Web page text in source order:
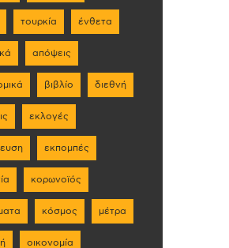
τουρκία ένθετα
απόψεις
βιβλίο διεθνή
εκλογές
εκπομπές
κορωνοϊός
κόσμος μέτρα
οικονομία